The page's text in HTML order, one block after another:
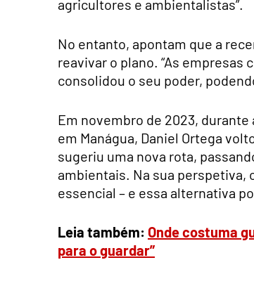
agricultores e ambientalistas”.
No entanto, apontam que a
reavivar o plano. “As empresas
consolidou o seu poder,
Em novembro de 2023,
em Manágua, Daniel Ortega
sugeriu uma nova rota,
ambientais. Na sua perspetiva,
essencial – e essa alternativa
Leia também: Onde costuma
para o guardar”